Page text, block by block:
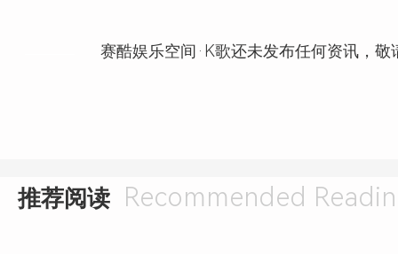
赛酷娱乐空间·K歌还未发布任何资讯，敬
推荐阅读 Recommended